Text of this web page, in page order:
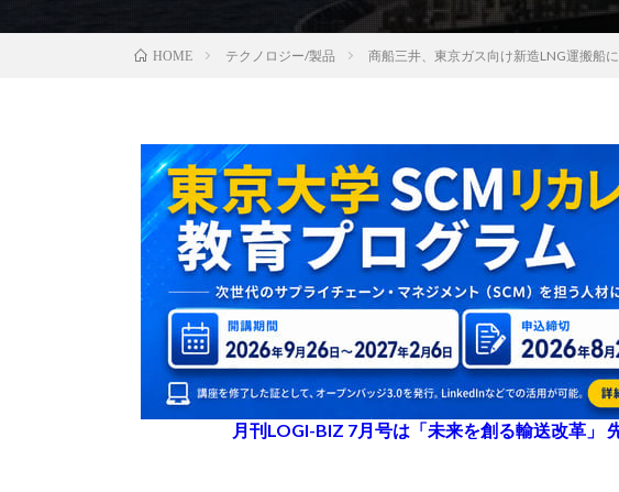
HOME テクノロジー/製品 商船三井、東京ガス向け新造LNG運搬船
月刊LOGI-BIZ 7月号は「未来を創る輸送改革」